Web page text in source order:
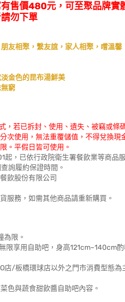
售價480元，可至聚品牌
勿下單
友相聚，繫友誼，家人相聚，嚐溫馨
金色的昆布湯鮮美
窮
，若已拆封、使用、遺失、被竊或條
次使用，無法重覆儲值，不得兌換現
。平假日皆可使用。
，已依行政院衛生署餐飲業等商品
詢履約保證時間。
飲股份有限公司
服務，如需其他商品請重新購買。
為限。
限享用自助吧，身高121cm~140cm
店/板橋環球店以外之門市消費型態
色與蔬食甜飲醬自助吧內容。